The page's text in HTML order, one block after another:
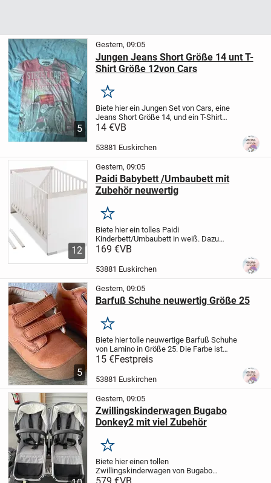
5
Gestern, 09:05
Jungen Jeans Short Größe 14 unt T-
Shirt Größe 12von Cars
Merken
Biete hier ein Jungen Set von Cars, eine
Jeans Short Größe 14, und ein T-Shirt
Größe 12. wir sind ein Nichtraucher und
Gewährleistung und Rücknahme.
Abholung...
14 €VB
53881 Euskirchen
12
Gestern, 09:05
Paidi Babybett /Umbaubett mit
Zubehör neuwertig
Merken
Biete hier ein tolles Paidi
Kinderbett/Umbaubett in weiß. Dazu
gehört das Paidi Lattenrost, die
die Umbauseiten für ein Juniorbett. Wir
169 €VB
53881 Euskirchen
5
Gestern, 09:05
Barfuß Schuhe neuwertig Größe 25
Merken
Biete hier tolle neuwertige Barfuß Schuhe
von Lamino in Größe 25. Die Farbe ist
beige. Wir sind ein Nichtraucher und
Tierfreier Haushalt. Privatverkauf keine
Gewährleistung und Rücknahme.
15 €Festpreis
53881 Euskirchen
Gestern, 09:05
Zwillingskinderwagen Bugabo
Donkey2 mit viel Zubehör
Merken
Biete hier einen tollen
Zwillingskinderwagen von Bugabo
Donkey 2 mit sehr viel Zubehör. Dazu